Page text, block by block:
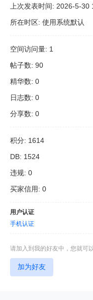
上次发表时间: 2026-5-30
所在时区: 使用系统默认
空间访问量: 1
帖子数: 90
精华数: 0
日志数: 0
分享数: 0
积分: 1614
DB: 1524
违规: 0
买家信用: 0
用户认证
手机认证
请加入到我的好友中，您就可
加为好友